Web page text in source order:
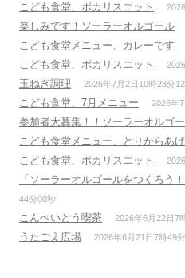
こども食堂、ポカリスエット
楽しみです！ソーラーオルゴール
こども食堂メニュー、カレーです
こども食堂、ポカリスエット
玉ねぎ調理 2026年7月2日10時28分
こども食堂、7月メニュー 2026年
参加者大募集！！ソーラーオルゴ
こども食堂メニュー、とりからあ
こども食堂、ポカリスエット
「ソーラーオルゴールをつくろう
44分00秒
こんぺいとう喫茶 2026年6月22日7
うたごえ広場 2026年6月21日7時49